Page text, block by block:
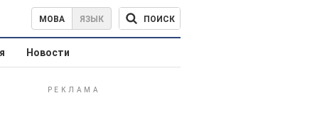
МОВА ЯЗЫК ПОИСК
Новости